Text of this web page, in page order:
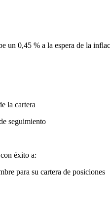
un 0,45 % a la espera de la
la cartera
seguimiento
éxito a:
para su cartera de posiciones